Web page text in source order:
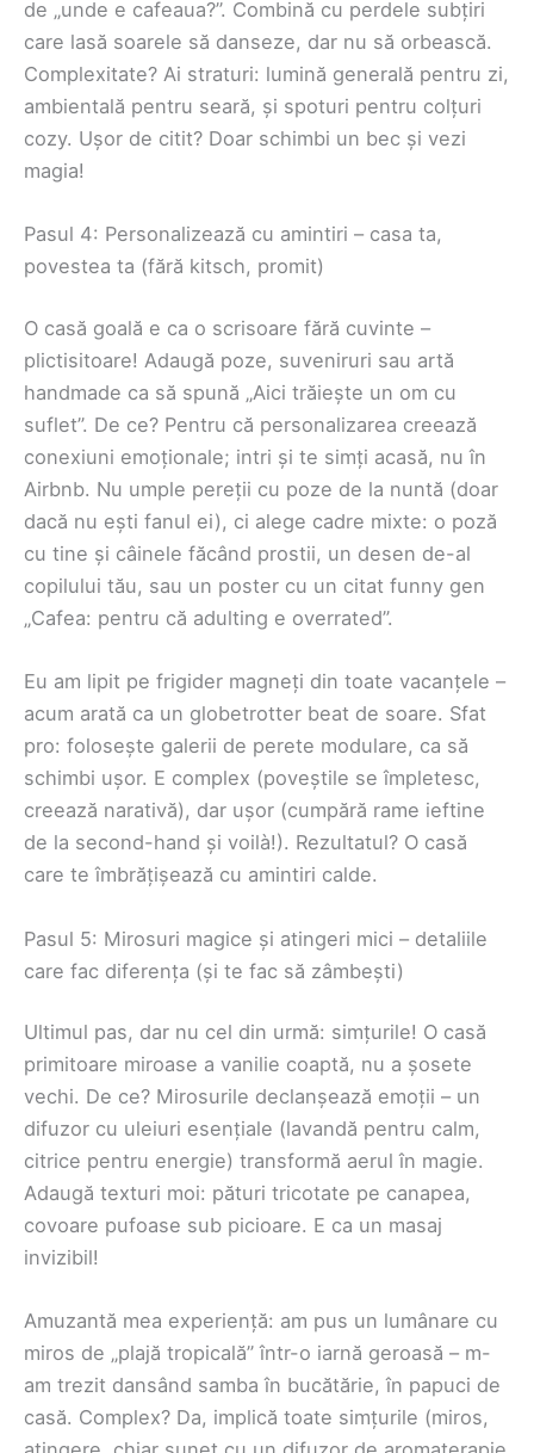
de „unde e cafeaua?”. Combină cu perdele subțiri
care lasă soarele să danseze, dar nu să orbească.
Complexitate? Ai straturi: lumină generală pentru zi,
ambientală pentru seară, și spoturi pentru colțuri
cozy. Ușor de citit? Doar schimbi un bec și vezi
magia!
Pasul 4: Personalizează cu amintiri – casa ta,
povestea ta (fără kitsch, promit)
O casă goală e ca o scrisoare fără cuvinte –
plictisitoare! Adaugă poze, suveniruri sau artă
handmade ca să spună „Aici trăiește un om cu
suflet”. De ce? Pentru că personalizarea creează
conexiuni emoționale; intri și te simți acasă, nu în
Airbnb. Nu umple pereții cu poze de la nuntă (doar
dacă nu ești fanul ei), ci alege cadre mixte: o poză
cu tine și câinele făcând prostii, un desen de-al
copilului tău, sau un poster cu un citat funny gen
„Cafea: pentru că adulting e overrated”.
Eu am lipit pe frigider magneți din toate vacanțele –
acum arată ca un globetrotter beat de soare. Sfat
pro: folosește galerii de perete modulare, ca să
schimbi ușor. E complex (poveștile se împletesc,
creează narativă), dar ușor (cumpără rame ieftine
de la second-hand și voilà!). Rezultatul? O casă
care te îmbrățișează cu amintiri calde.
Pasul 5: Mirosuri magice și atingeri mici – detaliile
care fac diferența (și te fac să zâmbești)
Ultimul pas, dar nu cel din urmă: simțurile! O casă
primitoare miroase a vanilie coaptă, nu a șosete
vechi. De ce? Mirosurile declanșează emoții – un
difuzor cu uleiuri esențiale (lavandă pentru calm,
citrice pentru energie) transformă aerul în magie.
Adaugă texturi moi: pături tricotate pe canapea,
covoare pufoase sub picioare. E ca un masaj
invizibil!
Amuzantă mea experiență: am pus un lumânare cu
miros de „plajă tropicală” într-o iarnă geroasă – m-
am trezit dansând samba în bucătărie, în papuci de
casă. Complex? Da, implică toate simțurile (miros,